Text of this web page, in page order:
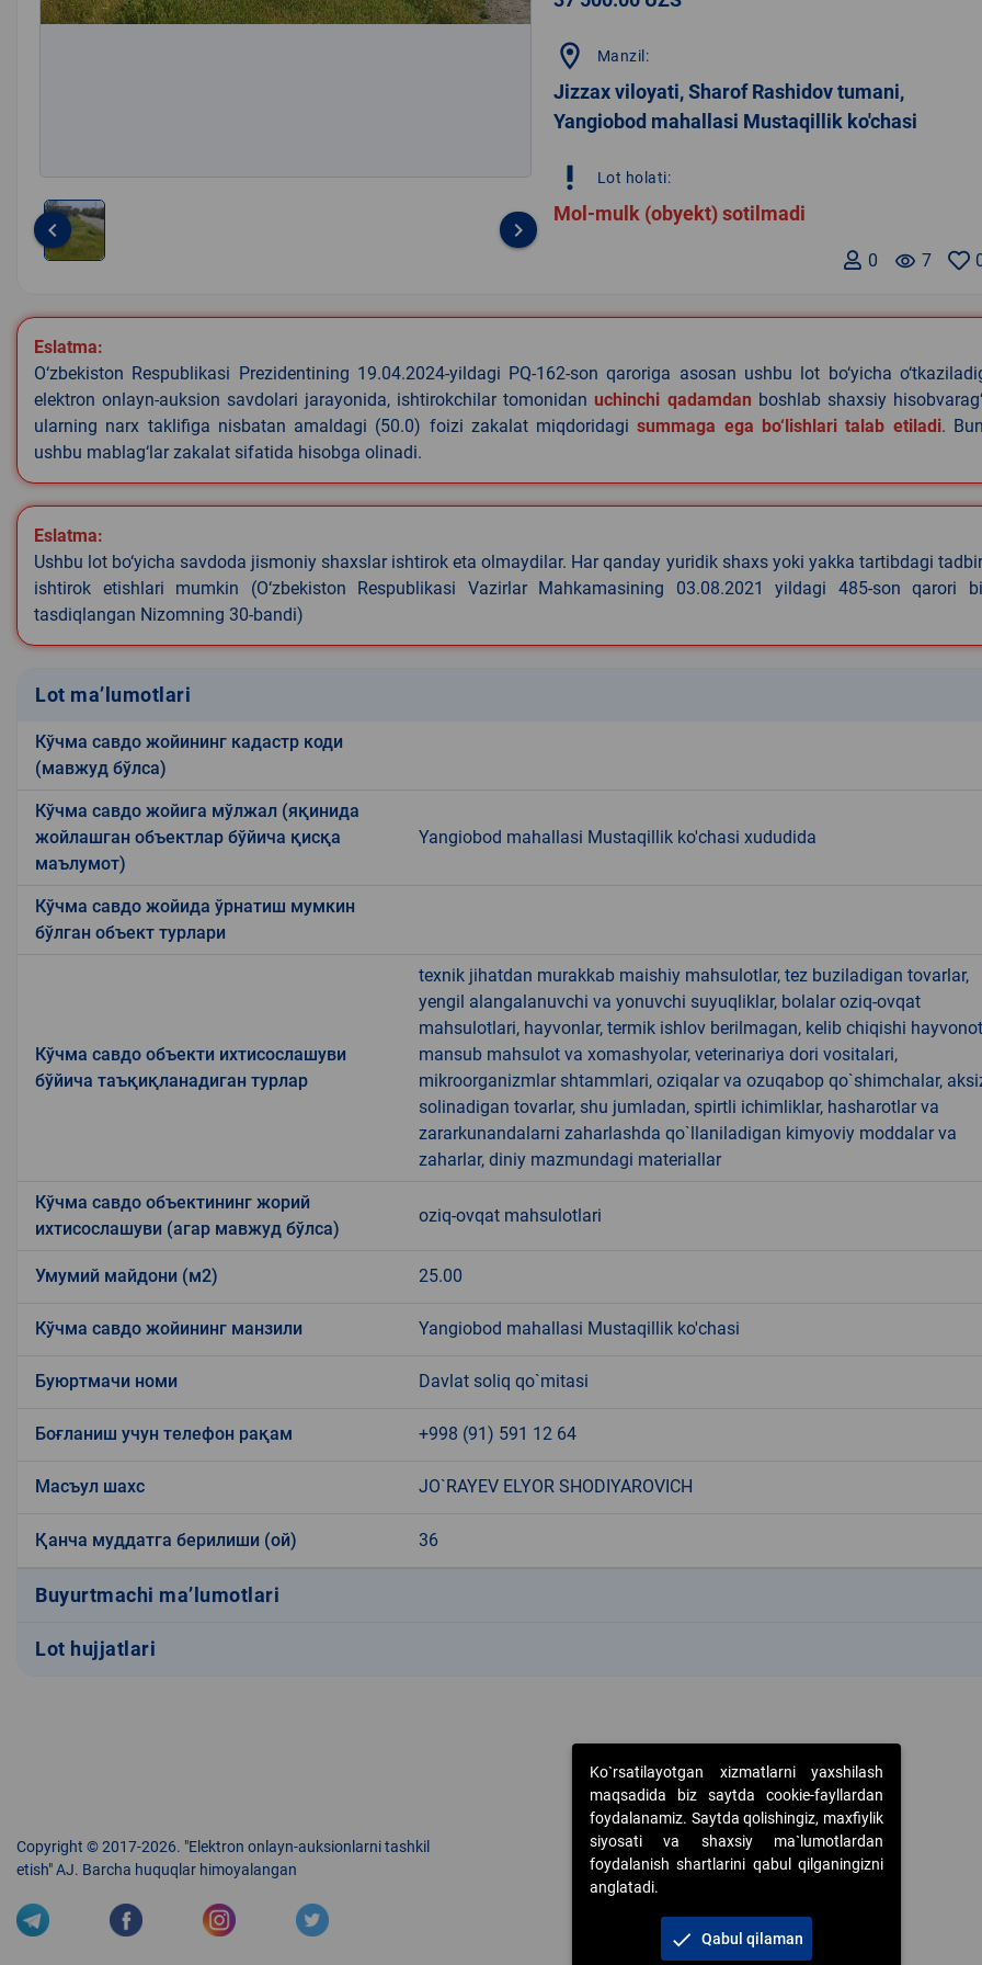
of
1
keyboard_arrow_left keyboard_arrow_right
location_on Manzil:
Jizzax viloyati, Sharof Rashidov tumani,
Yangiobod mahallasi Mustaqillik ko'chasi
priority_high Lot holati:
Mol-mulk (obyekt) sotilmadi
remove_red_eye 7
0
Eslatma:
O‘zbekiston Respublikasi Prezidentining 19.04.2024-yildagi PQ-162-son qaroriga asosan ushbu lot bo‘yicha
elektron onlayn-auksion savdolari jarayonida, ishtirokchilar tomonidanuchinchi qadamdan boshlab shaxsiy
ularning narx taklifiga nisbatan amaldagi (50.0) foizi zakalat miqdoridagisummaga ega bo‘lishlari talab etiladi.
ushbu mablag‘lar zakalat sifatida hisobga olinadi.
Eslatma:
Ushbu lot bo‘yicha savdoda jismoniy shaxslar ishtirok eta olmaydilar. Har qanday yuridik shaxs yoki yakka tartibdagi
ishtirok etishlari mumkin (O‘zbekiston Respublikasi Vazirlar Mahkamasining 03.08.2021 yildagi 485-son qarori
tasdiqlangan Nizomning 30-bandi)
Lot ma’lumotlari
Кўчма савдо жойининг кадастр коди
(мавжуд бўлса)
Кўчма савдо жойига мўлжал (яқинида
жойлашган объектлар бўйича қисқа
маълумот)
Yangiobod mahallasi Mustaqillik ko'chasi xududida
Кўчма савдо жойида ўрнатиш мумкин
бўлган объект турлари
Кўчма савдо объекти ихтисослашуви
бўйича таъқиқланадиган турлар
texnik jihatdan murakkab maishiy mahsulotlar, tez buziladigan tovarlar,
yengil alangalanuvchi va yonuvchi suyuqliklar, bolalar oziq-ovqat
mahsulotlari, hayvonlar, termik ishlov berilmagan, kelib chiqishi
mansub mahsulot va xomashyolar, veterinariya dori vositalari,
mikroorganizmlar shtammlari, oziqalar va ozuqabop qo`shimchalar,
solinadigan tovarlar, shu jumladan, spirtli ichimliklar, hasharotlar va
zararkunandalarni zaharlashda qo`llaniladigan kimyoviy moddalar va
zaharlar, diniy mazmundagi materiallar
Кўчма савдо объектининг жорий
ихтисослашуви (агар мавжуд бўлса)
oziq-ovqat mahsulotlari
Умумий майдони (м2) 25.00
Кўчма савдо жойининг манзили Yangiobod mahallasi Mustaqillik ko'chasi
Буюртмачи номи Davlat soliq qo`mitasi
Боғланиш учун телефон рақам +998 (91) 591 12 64
Масъул шахс JO`RAYEV ELYOR SHODIYAROVICH
Қанча муддатга берилиши (ой) 36
Buyurtmachi ma’lumotlari
Lot hujjatlari
Copyright © 2017-2026. "Elektron onlayn-auksionlarni tashkil
etish" AJ. Barcha huquqlar himoyalangan
Ko`rsatilayotgan xizmatlarni yaxshilash
maqsadida biz saytda cookie-fayllardan
foydalanamiz. Saytda qolishingiz, maxfiylik
siyosati va shaxsiy ma`lumotlardan
foydalanish shartlarini qabul qilganingizni
anglatadi.
check Qabul qilaman